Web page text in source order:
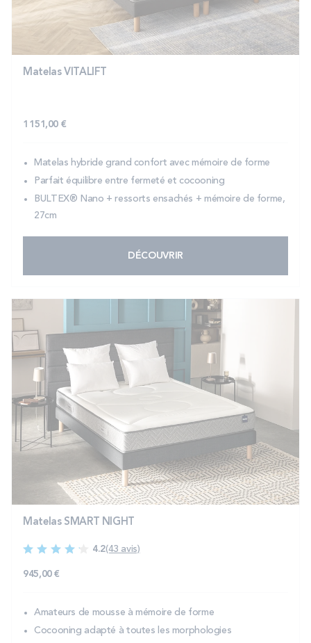
PROMOS
Technologie bultex
Storelocator
ContactMon compte
Matelas VITALIFT
1 151,00 €
Matelas hybride grand confort avec mémoire de forme
Parfait équilibre entre fermeté et cocooning
BULTEX® Nano + ressorts ensachés + mémoire de forme,
27cm
DÉCOUVRIR
Matelas SMART NIGHT
4.2(43 avis)
945,00 €
Amateurs de mousse à mémoire de forme
Cocooning adapté à toutes les morphologies